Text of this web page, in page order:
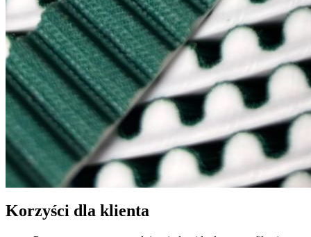
Korzyści dla klienta